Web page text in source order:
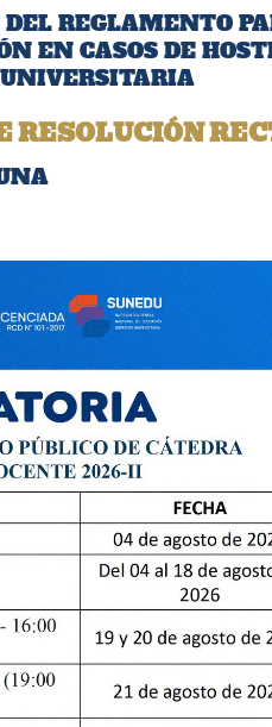
DEL REGLAMENTO
EN CASOS DE
RESOLUCIÓN
Descargar Resolución